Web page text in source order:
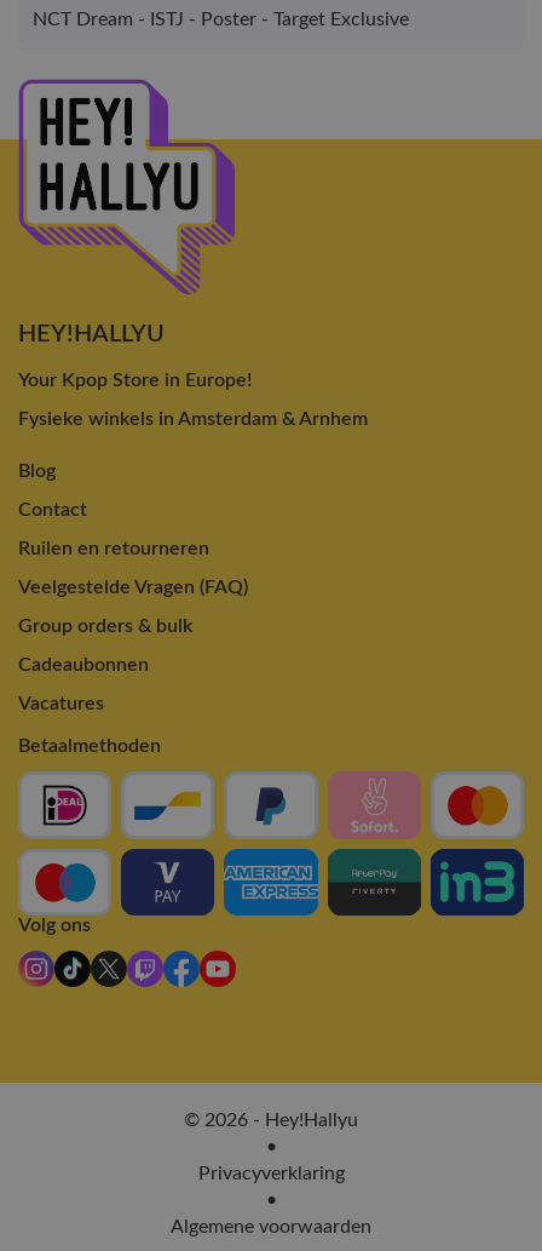
NCT Dream - ISTJ - Poster - Target Exclusive
HEY!HALLYU
Your Kpop Store in Europe!
Fysieke winkels in Amsterdam & Arnhem
Blog
Contact
Ruilen en retourneren
Veelgestelde Vragen (FAQ)
Group orders & bulk
Cadeaubonnen
Vacatures
Betaalmethoden
Volg ons
© 2026 - Hey!Hallyu
•
Privacyverklaring
•
Algemene voorwaarden